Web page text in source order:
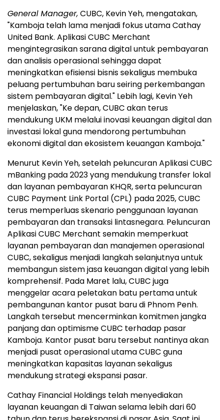
General Manager, CUBC, Kevin Yeh, mengatakan,
"Kamboja telah lama menjadi fokus utama Cathay
United Bank. Aplikasi CUBC Merchant
mengintegrasikan sarana digital untuk pembayaran
dan analisis operasional sehingga dapat
meningkatkan efisiensi bisnis sekaligus membuka
peluang pertumbuhan baru seiring perkembangan
sistem pembayaran digital." Lebih lagi, Kevin Yeh
menjelaskan, "Ke depan, CUBC akan terus
mendukung UKM melalui inovasi keuangan digital dan
investasi lokal guna mendorong pertumbuhan
ekonomi digital dan ekosistem keuangan Kamboja."
Menurut Kevin Yeh, setelah peluncuran Aplikasi CUBC
mBanking pada 2023 yang mendukung transfer lokal
dan layanan pembayaran KHQR, serta peluncuran
CUBC Payment Link Portal (CPL) pada 2025, CUBC
terus memperluas skenario penggunaan layanan
pembayaran dan transaksi lintasnegara. Peluncuran
Aplikasi CUBC Merchant semakin memperkuat
layanan pembayaran dan manajemen operasional
CUBC, sekaligus menjadi langkah selanjutnya untuk
membangun sistem jasa keuangan digital yang lebih
komprehensif. Pada Maret lalu, CUBC juga
menggelar acara peletakan batu pertama untuk
pembangunan kantor pusat baru di Phnom Penh.
Langkah tersebut mencerminkan komitmen jangka
panjang dan optimisme CUBC terhadap pasar
Kamboja. Kantor pusat baru tersebut nantinya akan
menjadi pusat operasional utama CUBC guna
meningkatkan kapasitas layanan sekaligus
mendukung strategi ekspansi pasar.
Cathay Financial Holdings telah menyediakan
layanan keuangan di Taiwan selama lebih dari 60